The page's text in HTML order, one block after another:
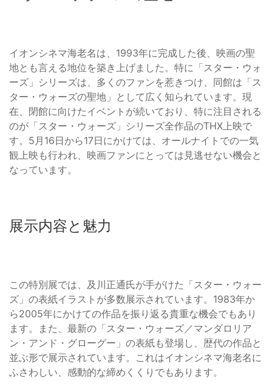
イオンシネマ海老名は、1993年に完成した後、映画の聖
地とも言える地位を築き上げました。特に「スター・ウォ
ーズ」シリーズは、多くのファンを惹きつけ、同館は「ス
ター・ウォーズの聖地」として広く知られています。現
在、閉館に向けたイベントが続いており、特に注目される
のが「スター・ウォーズ」シリーズ全作品のTHX上映で
す。5月16日から17日にかけては、オールナイトでの一気
観上映も行われ、映画ファンにとっては見逃せない機会と
なっています。
展示内容と魅力
この特別展では、及川正通氏が手がけた「スター・ウォー
ズ」の表紙イラストが多数展示されています。1983年か
ら2005年にかけての作品を振り返る貴重な機会でもあり
ます。また、最新の「スター・ウォーズ／マンダロリア
ン・アンド・グローグー」の表紙も登場し、歴代の作品と
並ぶ形で展示されています。これはイオンシネマ海老名に
ふさわしい、感動的な締めくくりでもあります。